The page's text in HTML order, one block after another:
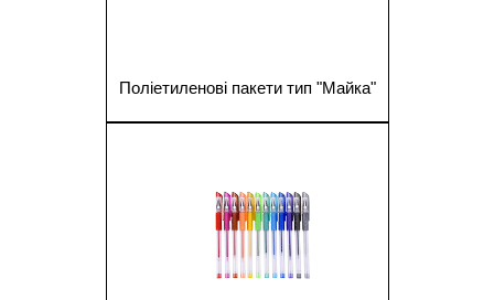
Поліетиленові пакети тип "Майка"